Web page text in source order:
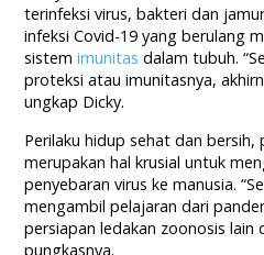
terinfeksi virus, bakteri dan
infeksi Covid-19 yang berulang
sistemimunitas dalam tubuh.
proteksi atau imunitasnya,
ungkap Dicky.
Perilaku hidup sehat dan bersih,
merupakan hal krusial untuk
penyebaran virus ke manusia.
mengambil pelajaran dari
persiapan ledakan zoonosis lain
pungkasnya.